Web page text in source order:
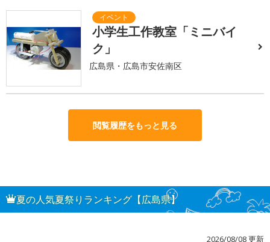
小学生工作教室「ミニバイ
ク」
広島県・広島市安佐南区
閲覧履歴をもっと見る
夏の人気夏祭りランキング【広島県】
2026/08/08 更新